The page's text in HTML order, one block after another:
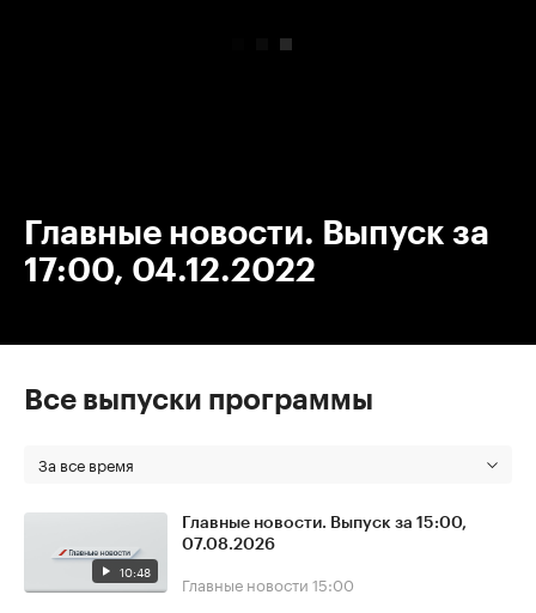
Главные новости. Выпуск за
17:00, 04.12.2022
Все выпуски программы
За все время
10:48
Главные новости. Выпуск за 15:00,
07.08.2026
Главные новости 15:00